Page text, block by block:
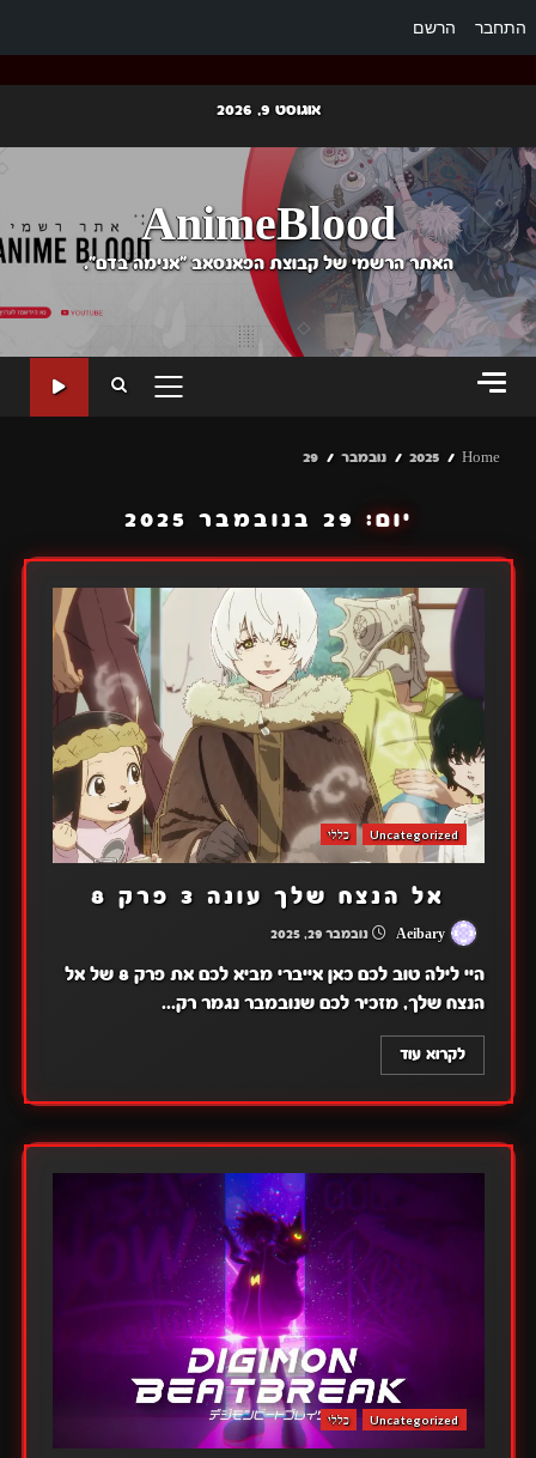
התחבר הרשם
content
אוגוסט 9, 2026
AnimeBlood
האתר הרשמי של קבוצת הפאנסאב "אנימה בדם".
PRIMARY
Home
2025 נובמבר 29
יום: 29 בנובמבר 2025
Uncategorized כללי
אל הנצח שלך עונה 3 פרק 8
Aeibary נובמבר 29, 2025
היי לילה טוב לכם כאן אייברי מביא לכם את פרק 8 של אל
הנצח שלך, מזכיר לכם שנובמבר נגמר רק...
לקרוא עוד
Uncategorized כללי